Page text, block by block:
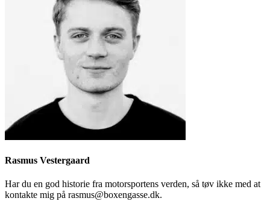
Rasmus Vestergaard
Har du en god historie fra motorsportens verden, så tøv ikke med at
kontakte mig på rasmus@boxengasse.dk.